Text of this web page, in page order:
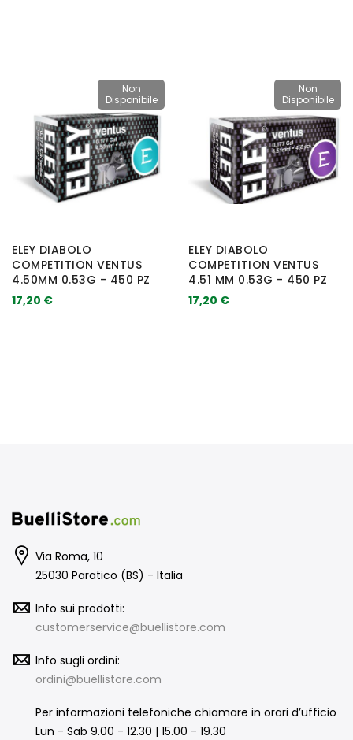
Non
Disponibile
ELEY DIABOLO
COMPETITION VENTUS
4.50MM 0.53G - 450 PZ
17,20 €
Non
Disponibile
ELEY DIABOLO
COMPETITION VENTUS
4.51 MM 0.53G - 450 PZ
17,20 €
Via Roma, 10
25030 Paratico (BS) - Italia
Info sui prodotti:
customerservice@buellistore.com
Info sugli ordini:
ordini@buellistore.com
Per informazioni telefoniche chiamare in orari d’ufficio
Lun - Sab 9.00 - 12.30 | 15.00 - 19.30